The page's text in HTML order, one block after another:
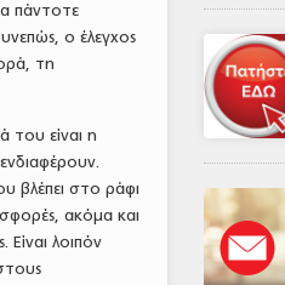
πάντοτε
ο έλεγχος
τη
του είναι η
βλέπει στο ράφι
ακόμα και
Είναι λοιπόν